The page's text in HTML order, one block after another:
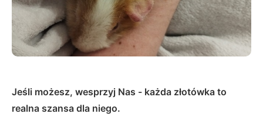
Jeśli możesz, wesprzyj Nas - każda złotówka to
realna szansa dla niego.